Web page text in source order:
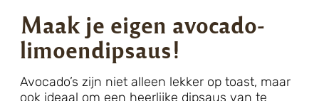
Maak je eigen avocado-
limoendipsaus!
Avocado’s zijn niet alleen lekker op toast, maar
ook ideaal om een heerlijke dipsaus van te